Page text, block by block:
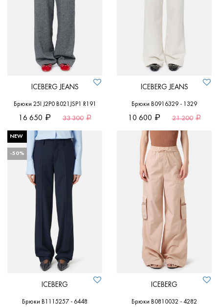
ICEBERG JEANS
Брюки 25I J2P0 B021JSP1 R191
16 650 33 300
ICEBERG JEANS
Брюки B0916329 - 1329
10 600 21 200
NEW
-50%
ICEBERG
Брюки B1115257 - 6448
ICEBERG
Брюки B0810032 - 4282